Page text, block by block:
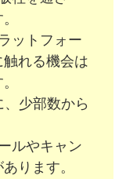
ットフォー
れる機会は
少部数から
ルやキャン
ります。